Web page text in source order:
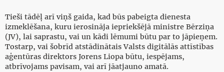
Tieši tādēļ arī viņš gaida, kad būs pabeigta dienesta
izmeklēšana, kuru ierosināja iepriekšējā ministre Bērziņa
(JV), lai saprastu, vai un kādi lēmumi būtu par to jāpieņem.
Tostarp, vai šobrīd atstādinātais Valsts digitālās attīstības
aģentūras direktors Jorens Liopa būtu, iespējams,
atbrīvojams pavisam, vai arī jāatjauno amatā.